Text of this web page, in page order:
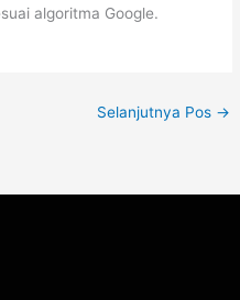
algoritma Google.
Selanjutnya Pos →